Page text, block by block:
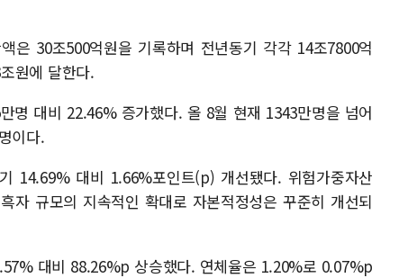
은 30조500억원을 기록하며 전년동기 각각 14조7800억
원에 달한다.
명 대비 22.46% 증가했다. 올 8월 현재 1343만명을 넘어
이다.
14.69% 대비 1.66%포인트(p) 개선됐다. 위험가중자산
자 규모의 지속적인 확대로 자본적정성은 꾸준히 개선되
대비 88.26%p 상승했다. 연체율은 1.20%로 0.07%p